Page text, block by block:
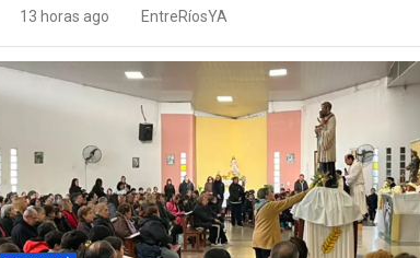
13 horas ago EntreRíosYA